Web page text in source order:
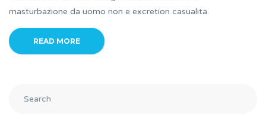
masturbazione da uomo non e excretion casualita.
READ MORE